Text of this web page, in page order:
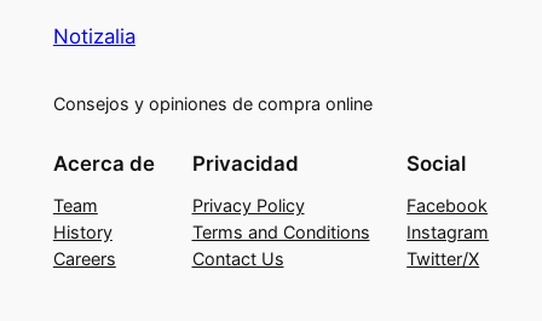
Notizalia
Consejos y opiniones de compra online
Acerca de
Team
History
Careers
Privacidad
Privacy Policy
Terms and Conditions
Contact Us
Social
Facebook
Instagram
Twitter/X